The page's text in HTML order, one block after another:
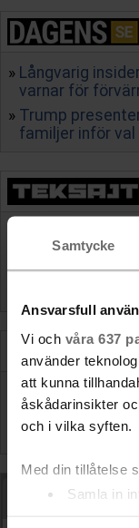
Samtycke
Ansvarsfull
Vi och våra 637
använder
att kunna
åskådarinsikter
och i vilka syften.
Med din tillåtelse
Samla in
Långvarig
varnar för
Trump
familjer inför val
månader är din
BYD rullar ut 1
Välj län
Momondo.se - Hitta